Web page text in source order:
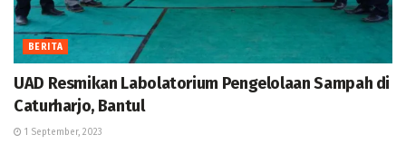
BERITA
UAD Resmikan Labolatorium Pengelolaan Sampah di
Caturharjo, Bantul
1 September, 2023